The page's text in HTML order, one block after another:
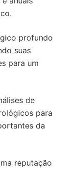
profundo
suas
para um
de
para
da
reputação